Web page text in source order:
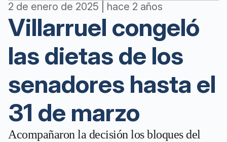
2 de enero de 2025 | hace 2 años
Villarruel congeló
las dietas de los
senadores hasta el
31 de marzo
Acompañaron la decisión los bloques del